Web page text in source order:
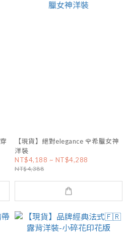
【現貨】絕對elegance 🌹希臘女神
洋裝
NT$4,188 ~ NT$4,288
NT$4,388